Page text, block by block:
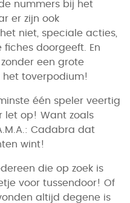
nummers bij het
er zijn ook
niet, speciale acties,
doorgeeft. En
een grote
het toverpodium!
één speler veertig
let op! Want zoals
Cadabra dat
wint!
die op zoek is
voor tussendoor! Of
altijd degene is